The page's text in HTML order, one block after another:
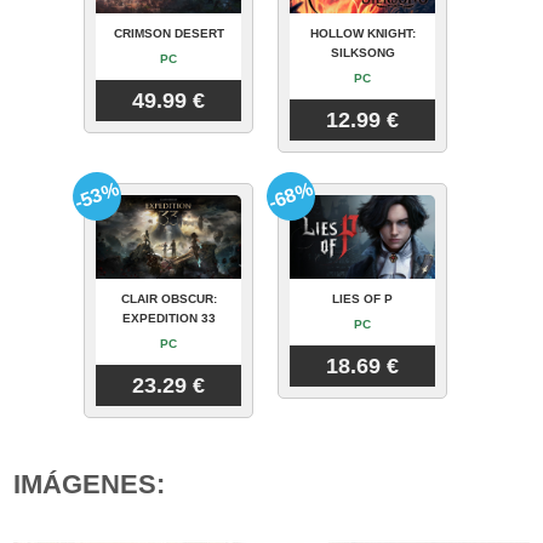
CRIMSON DESERT
PC
49.99 €
HOLLOW KNIGHT:
SILKSONG
PC
12.99 €
CLAIR OBSCUR:
EXPEDITION 33
PC
23.29 €
-53%
LIES OF P
PC
18.69 €
-68%
IMÁGENES: